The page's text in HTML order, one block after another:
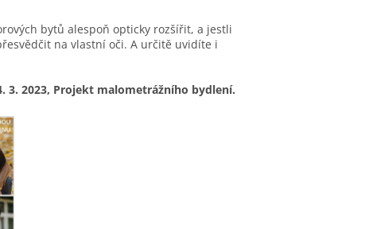
bytů alespoň opticky rozšířit, a jestli
na vlastní oči. A určitě uvidíte i
3. 2023, Projekt malometrážního bydlení.